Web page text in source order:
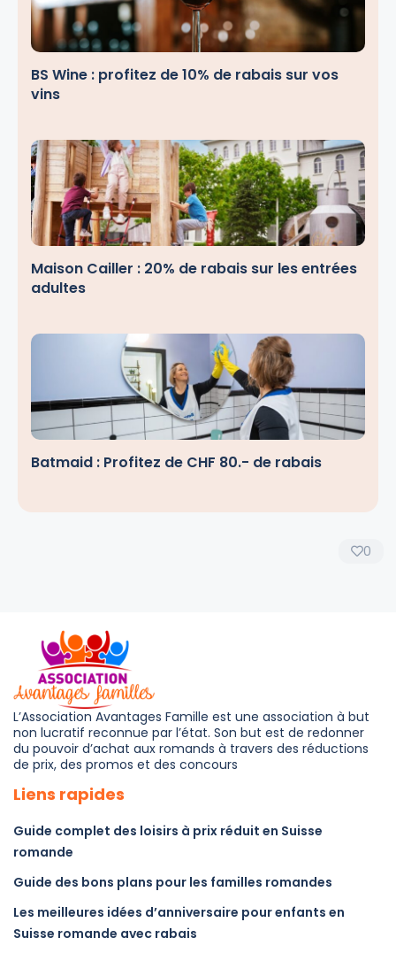
BS Wine : profitez de 10% de rabais sur vos
vins
Maison Cailler : 20% de rabais sur les entrées
adultes
Batmaid : Profitez de CHF 80.- de rabais
0
L’Association Avantages Famille est une association à but
non lucratif reconnue par l’état. Son but est de redonner
du pouvoir d’achat aux romands à travers des réductions
de prix, des promos et des concours
Liens rapides
Guide complet des loisirs à prix réduit en Suisse
romande
Guide des bons plans pour les familles romandes
Les meilleures idées d’anniversaire pour enfants en
Suisse romande avec rabais